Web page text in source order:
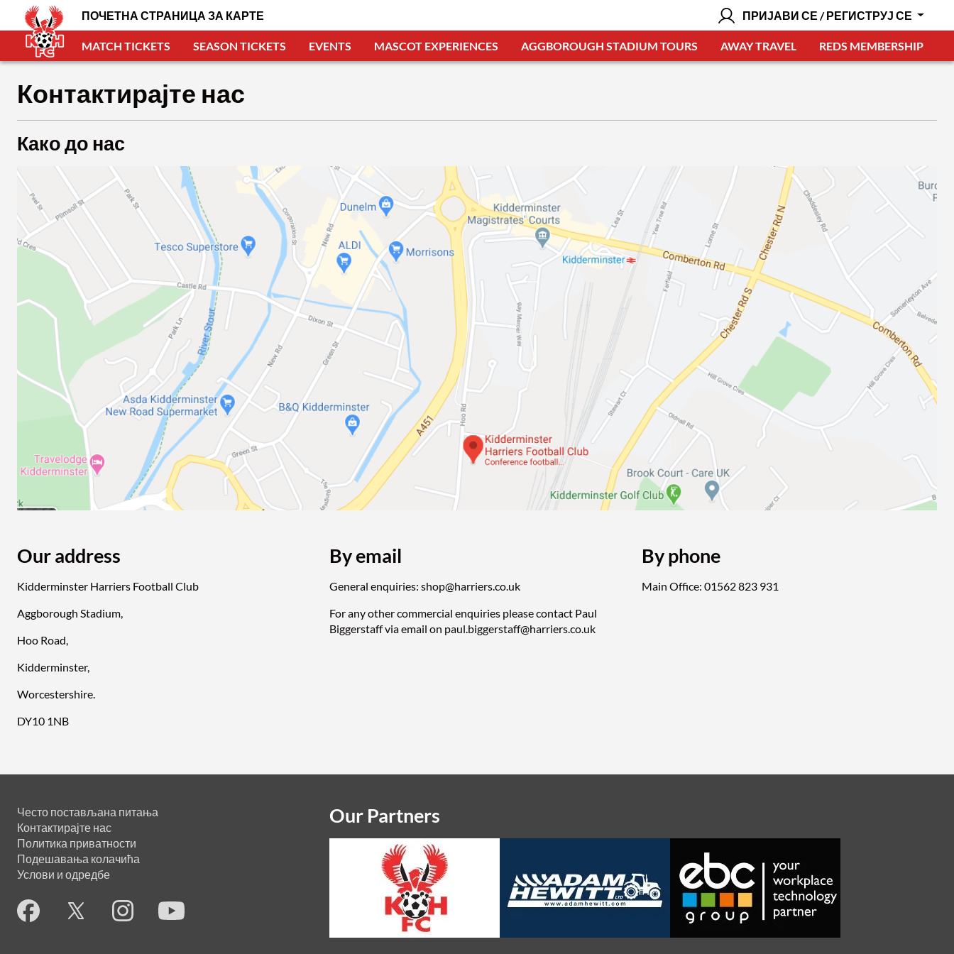
ПОЧЕТНА СТРАНИЦА ЗА КАРТЕ ПРИЈАВИ СЕ / РЕГИСТРУЈ СЕ
MATCH TICKETS SEASON TICKETS EVENTS MASCOT EXPERIENCES AGGBOROUGH STADIUM TOURS AWAY TRAVEL REDS MEMBERSHIP
Контактирајте нас
Како до нас
Our address
Kidderminster Harriers Football Club
Aggborough Stadium,
Hoo Road,
Kidderminster,
Worcestershire.
DY10 1NB
By email
General enquiries: shop@harriers.co.uk
For any other commercial enquiries please contact Paul
Biggerstaff via email on paul.biggerstaff@harriers.co.uk
By phone
Main Office: 01562 823 931
Често постављана питања
Контактирајте нас
Политика приватности
Подешавања колачића
Услови и одредбе
Our Partners